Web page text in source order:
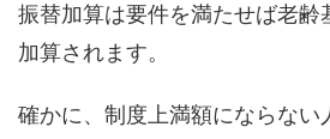
振替加算は要件を満たせば老齢
加算されます。
確かに、制度上満額にならない